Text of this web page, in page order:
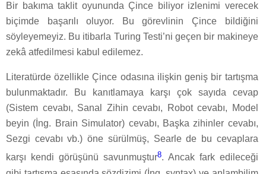
Bir bakıma taklit oyununda Çince biliyor izlenimi verecek
biçimde başarılı oluyor. Bu görevlinin Çince bildiğini
söyleyemeyiz. Bu itibarla Turing Testi’ni geçen bir makineye
zekâ atfedilmesi kabul edilemez.
Literatürde özellikle Çince odasına ilişkin geniş bir tartışma
bulunmaktadır. Bu kanıtlamaya karşı çok sayıda cevap
(Sistem cevabı, Sanal Zihin cevabı, Robot cevabı, Model
beyin (İng. Brain Simulator) cevabı, Başka zihinler cevabı,
Sezgi cevabı vb.) öne sürülmüş, Searle de bu cevaplara
karşı kendi görüşünü savunmuştur8. Ancak fark edileceği